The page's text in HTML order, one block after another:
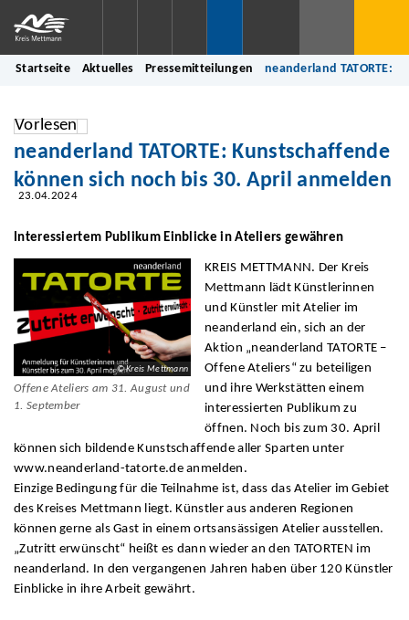
Startseite Aktuelles Pressemitteilungen neanderland TATORTE:
Vorlesen
neanderland TATORTE: Kunstschaffende
können sich noch bis 30. April anmelden
23.04.2024
Interessiertem Publikum Einblicke in Ateliers gewähren
© Kreis Mettmann
Offene Ateliers am 31. August und
1. September
KREIS METTMANN. Der Kreis
Mettmann lädt Künstlerinnen
und Künstler mit Atelier im
neanderland ein, sich an der
Aktion „neanderland TATORTE –
Offene Ateliers“ zu beteiligen
und ihre Werkstätten einem
interessierten Publikum zu
öffnen. Noch bis zum 30. April
können sich bildende Kunstschaffende aller Sparten unter
www.neanderland-tatorte.de anmelden.
Einzige Bedingung für die Teilnahme ist, dass das Atelier im Gebiet
des Kreises Mettmann liegt. Künstler aus anderen Regionen
können gerne als Gast in einem ortsansässigen Atelier ausstellen.
„Zutritt erwünscht“ heißt es dann wieder an den TATORTEN im
neanderland. In den vergangenen Jahren haben über 120 Künstler
Einblicke in ihre Arbeit gewährt.